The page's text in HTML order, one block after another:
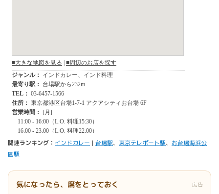
関連ランキング： インドカレー | 台場駅、 東京テレポート駅、 お台場海浜公
園駅
気になったら、席をとっておく 広告